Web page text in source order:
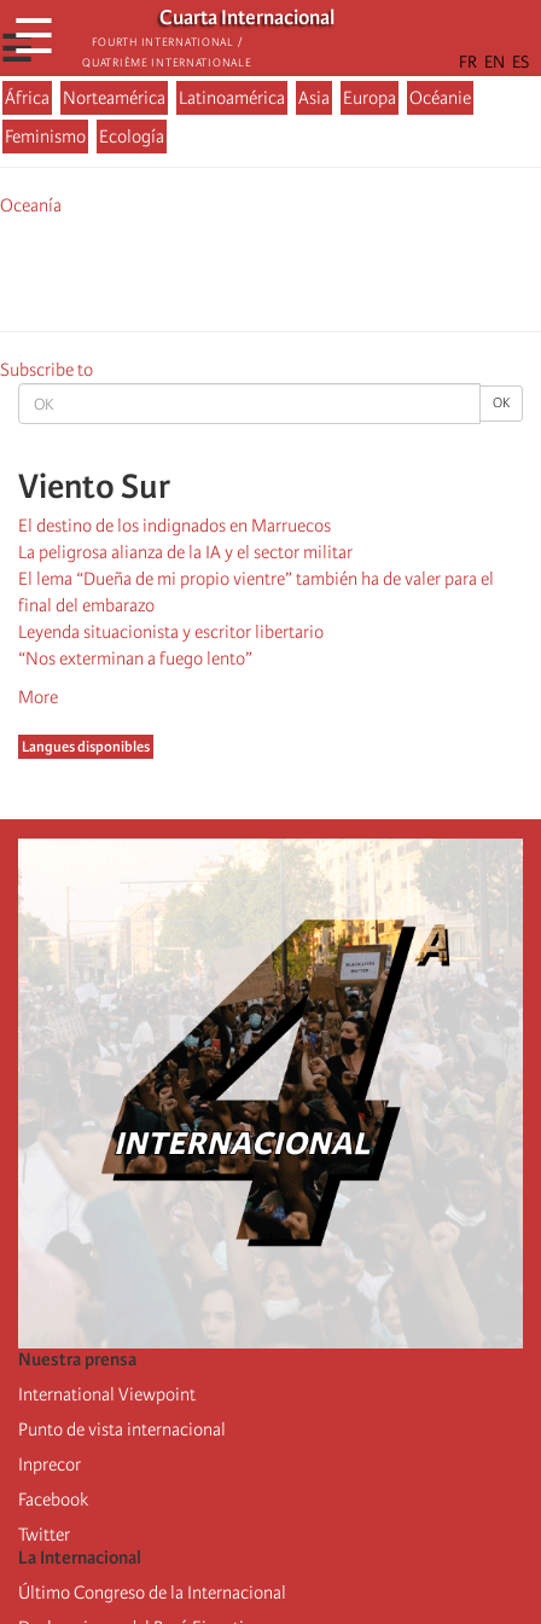
Skip
to
main
content
Cuarta Internacional
Fourth International /
Quatrième internationale
☰
☰
OK OK
Viento Sur
El destino de los indignados en Marruecos
La peligrosa alianza de la IA y el sector militar
El lema “Dueña de mi propio vientre” también ha de valer para el
final del embarazo
Leyenda situacionista y escritor libertario
“Nos exterminan a fuego lento”
More
Langues disponibles
Menu
actualité
África Norteamérica Latinoamérica Asia Europa
Océanie
Feminismo
Ecología
Oceanía
Subscribe to
Nuestra prensa
International Viewpoint
Punto de vista internacional
Inprecor
Facebook
Twitter
La Internacional
Último Congreso de la Internacional